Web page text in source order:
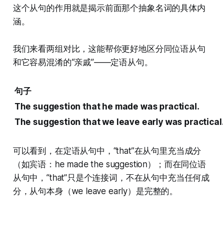
这个从句的作用就是揭示前面那个抽象名词的具体内
涵。
我们来看两组对比，这能帮你更好地区分同位语从句
和它容易混淆的“亲戚”——定语从句。
句子
The suggestion that he made was practical.
The suggestion that we leave early was
可以看到，在定语从句中，“that”在从句里充当成分
（如宾语：he made the suggestion）；而在同位语
从句中，“that”只是个连接词，不在从句中充当任何成
分，从句本身（we leave early）是完整的。